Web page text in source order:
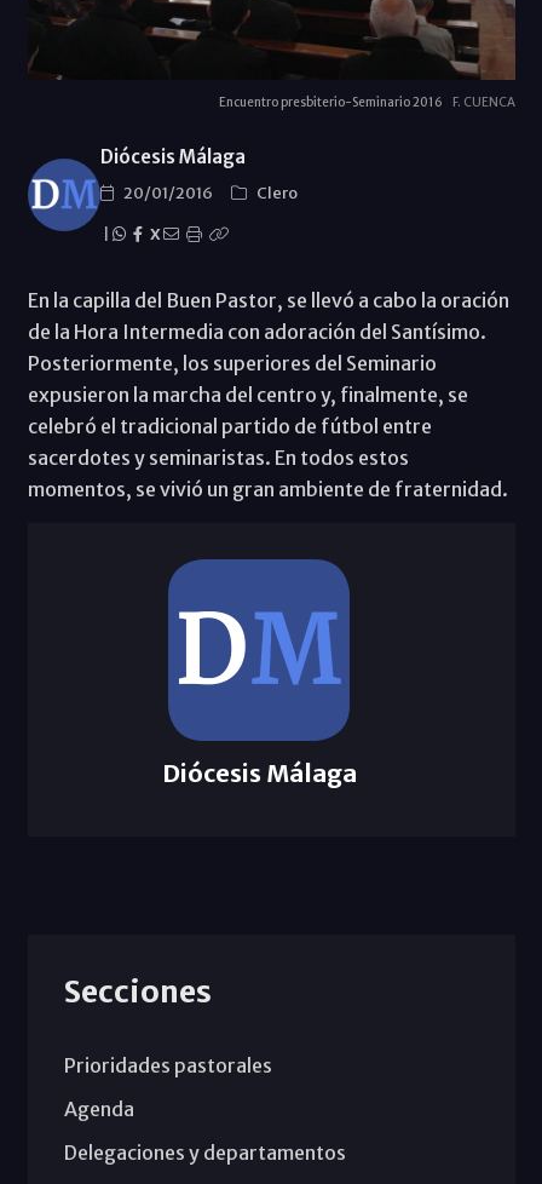
Encuentro presbiterio-Seminario 2016 F. CUENCA
Diócesis Málaga
20/01/2016
Clero
X
En la capilla del Buen Pastor, se llevó a cabo la oración
de la Hora Intermedia con adoración del Santísimo.
Posteriormente, los superiores del Seminario
expusieron la marcha del centro y, finalmente, se
celebró el tradicional partido de fútbol entre
sacerdotes y seminaristas. En todos estos
momentos, se vivió un gran ambiente de fraternidad.
Diócesis Málaga
Secciones
Prioridades pastorales
Agenda
Delegaciones y departamentos